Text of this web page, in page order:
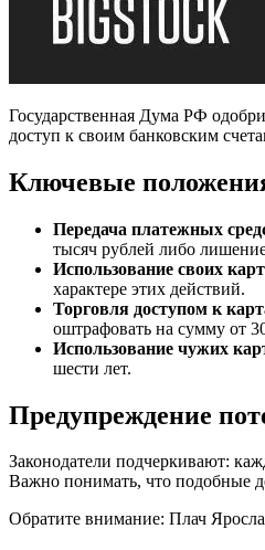
Государственная Дума РФ
доступ к своим банковским
Ключевые
Передача платежных
тысяч рублей либо
Использование своих
характере этих действий.
Торговля доступом к
оштрафовать на сумму от
Использование чужих
шести лет.
Предупреждение
Законодатели подчеркивают:
Важно понимать, что подобные
Обратите внимание: Плач